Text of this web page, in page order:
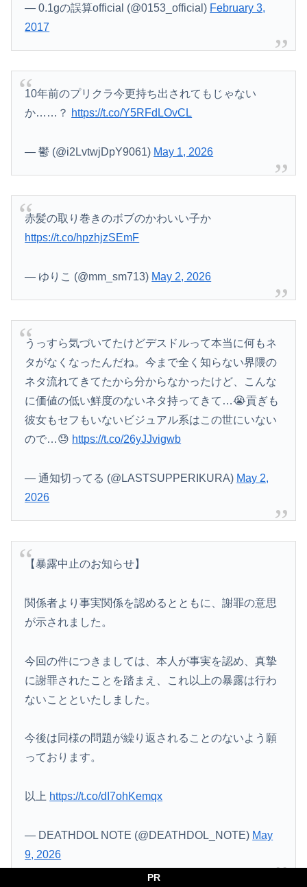
— 0.1gの誤算official (@0153_official) February 3,
2017
10年前のプリクラ今更持ち出されてもじゃない
か……？ https://t.co/Y5RFdLOvCL
— 鬱 (@i2LvtwjDpY9061) May 1, 2026
赤髪の取り巻きのボブのかわいい子か
https://t.co/hpzhjzSEmF
— ゆりこ (@mm_sm713) May 2, 2026
うっすら気づいてたけどデスドルって本当に何もネ
タがなくなったんだね。今まで全く知らない界隈の
ネタ流れてきてたから分からなかったけど、こんな
に価値の低い鮮度のないネタ持ってきて…😭貢ぎも
彼女もセフもいないビジュアル系はこの世にいない
ので…😓 https://t.co/26yJJvigwb
— 通知切ってる (@LASTSUPPERIKURA) May 2,
2026
【暴露中止のお知らせ】
関係者より事実関係を認めるとともに、謝罪の意思
が示されました。
今回の件につきましては、本人が事実を認め、真摯
に謝罪されたことを踏まえ、これ以上の暴露は行わ
ないことといたしました。
今後は同様の問題が繰り返されることのないよう願
っております。
以上 https://t.co/dI7ohKemqx
— DEATHDOL NOTE (@DEATHDOL_NOTE) May
9, 2026
PR